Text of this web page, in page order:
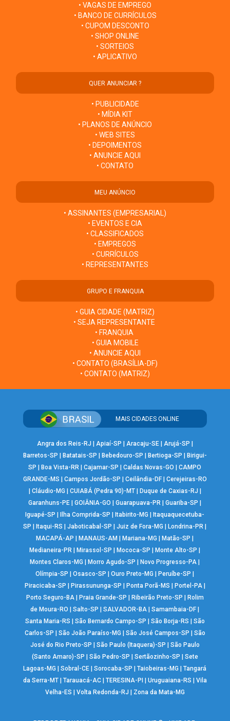
• VAGAS DE EMPREGO
• BANCO DE CURRÍCULOS
• CUPOM DESCONTO
• SHOP ONLINE
• SORTEIOS
• APLICATIVO
QUER ANUNCIAR ?
• PUBLICIDADE
• MÍDIA KIT
• PLANOS DE ANÚNCIO
• WEB SITES
• DEPOIMENTOS
• ANUNCIE AQUI
• CONTATO
MEU ANÚNCIO
• ASSINANTES (EMPRESARIAL)
• EVENTOS E CIA
• CLASSIFICADOS
• EMPREGOS
• CURRÍCULOS
• REPRESENTANTES
GRUPO E FRANQUIA
• GUIA CIDADE (MATRIZ)
• SEJA REPRESENTANTE
• FRANQUIA
• GUIA MOBILE
• ANUNCIE AQUI
• CONTATO (BRASÍLIA-DF)
• CONTATO (MATRIZ)
MAIS CIDADES ONLINE
Angra dos Reis-RJ Apiaí-SP Aracaju-SE| Arujá-SP
Barretos-SP
Batatais-SP Bebedouro-SP Bertioga-SP
Birigui-
SP
Boa Vista-RR |Cajamar-SP |Caldas Novas-GO |CAMPO
GRANDE-MS
Campos Jordão-SP Ceilândia-DF| Cerejeiras-RO
Cláudio-MG CUIABÁ (Pedra 90)-MT| Duque de Caxias-RJ
Garanhuns-PE |GOIÂNIA-GO |Guarapuava-PR |Guariba-SP
Iguapé-SP
Ilha Comprida-SP Itabirito-MG
Itaquaquecetuba-
SP
Itaqui-RS |Jaboticabal-SP |Juiz de Fora-MG Londrina-PR
MACAPÁ-AP
MANAUS-AM Mariana-MG Matão-SP
Medianeira-PR
Mirassol-SP Mococa-SP Monte Alto-SP
Montes Claros-MG
Morro Agudo-SP Novo Progresso-PA
Olímpia-SP
|Osasco-SP |Ouro Preto-MG Peruíbe-SP
Piracicaba-SP
Pirassununga-SP Ponta Porã-MS Portel-PA|
Porto Seguro-BA| Praia Grande-SP Ribeirão Preto-SP
Rolim
de Moura-RO
|Salto-SP |SALVADOR-BA |Samambaia-DF
Santa Maria-RS
São Bernardo Campo-SP São Borja-RS
São
Carlos-SP
São João Paraíso-MG São José Campos-SP
São
José do Rio Preto-SP
São Paulo (Itaquera)-SP
São Paulo
(Santo Amaro)-SP
São Pedro-SP Sertãozinho-SP
Sete
Lagoas-MG
|Sobral-CE |Sorocaba-SP |Taiobeiras-MG |Tangará
da Serra-MT| Tarauacá-AC| TERESINA-PI Uruguaiana-RS
Vila
Velha-ES
Volta Redonda-RJ Zona da Mata-MG